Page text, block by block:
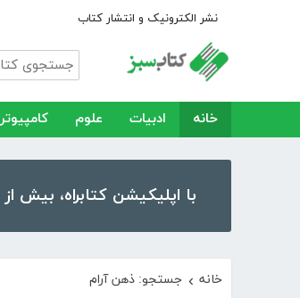
نشر الکترونیک و انتشار کتاب
خانه ادبیات علوم کامپیوتر
با اپلیکیشن کتابراه، بیش از ۵۰،۰۰۰ کتاب، کتاب صوتی و رمان را در موبایل و تبلت خود داشته باشید!
خانه › جستجو: ذهن آرام